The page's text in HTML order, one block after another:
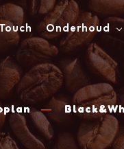
Onderhoud